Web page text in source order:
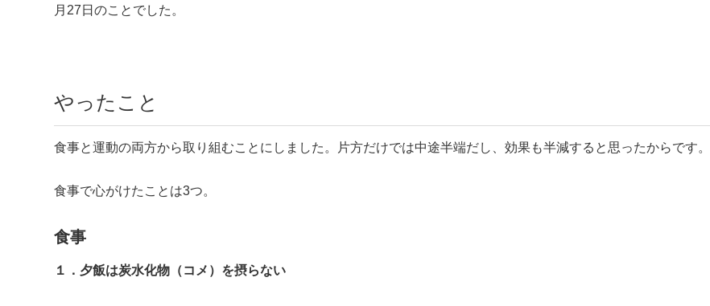
月27日のことでした。
やったこと
食事と運動の両方から取り組むことにしました。片方だけでは中途半端だし、効果も半減すると思ったからです。
食事で心がけたことは3つ。
食事
１．夕飯は炭水化物（コメ）を摂らない